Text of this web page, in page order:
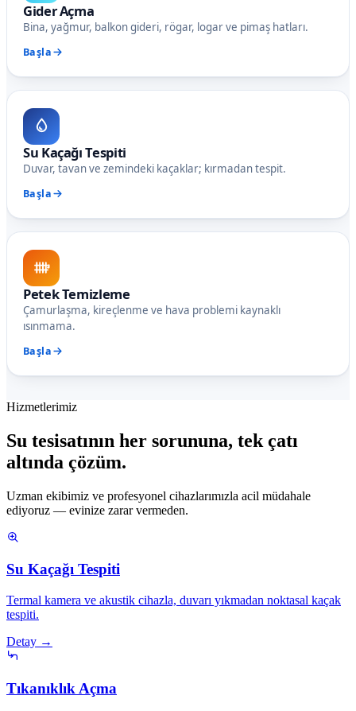
Gider Açma
Bina, yağmur, balkon gideri, rögar, logar ve pimaş hatları.
Başla
Su Kaçağı Tespiti
Duvar, tavan ve zemindeki kaçaklar; kırmadan tespit.
Başla
Petek Temizleme
Çamurlaşma, kireçlenme ve hava problemi kaynaklı
ısınmama.
Başla
Hizmetlerimiz
Su tesisatının her sorununa, tek çatı
altında çözüm.
Uzman ekibimiz ve profesyonel cihazlarımızla acil müdahale
ediyoruz — evinize zarar vermeden.
Su Kaçağı Tespiti
Termal kamera ve akustik cihazla, duvarı yıkmadan noktasal kaçak
tespiti.
Detay →
Tıkanıklık Açma